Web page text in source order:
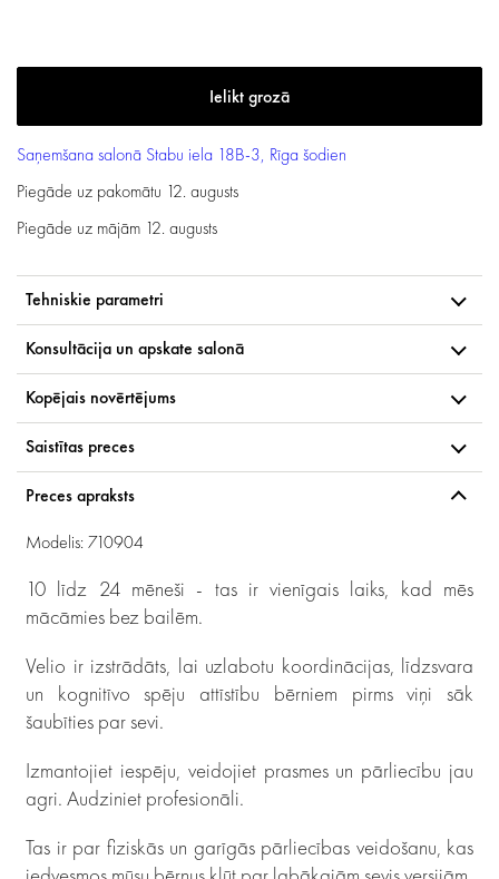
Saņemšana salonā Stabu iela 18B-3, Rīga šodien
Piegāde uz pakomātu 12. augusts
Piegāde uz mājām 12. augusts
Tehniskie parametri
Konsultācija un apskate salonā
Kopējais novērtējums
Saistītas preces
Preces apraksts
Modelis: 710904
10 līdz 24 mēneši - tas ir vienīgais laiks, kad mēs
mācāmies bez bailēm.
Velio ir izstrādāts, lai uzlabotu koordinācijas, līdzsvara
un kognitīvo spēju attīstību bērniem pirms viņi sāk
šaubīties par sevi.
Izmantojiet iespēju, veidojiet prasmes un pārliecību jau
agri. Audziniet profesionāli.
Tas ir par fiziskās un garīgās pārliecības veidošanu, kas